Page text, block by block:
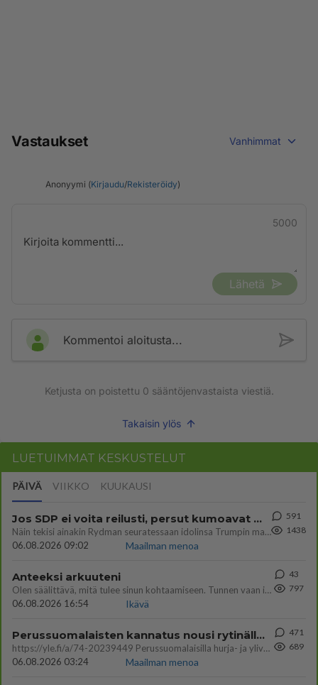
Vastaukset Vanhimmat
Anonyymi (Kirjaudu/Rekisteröidy)
5000
Lähetä
Kommentoi aloitusta...
Ketjusta on poistettu 0 sääntöjenvastaista viestiä.
Takaisin ylös
LUETUIMMAT KESKUSTELUT
PÄIVÄ VIIKKO KUUKAUSI
Jos SDP ei voita reilusti, persut kumoavat demokratian Suomesta
Näin tekisi ainakin Rydman seuratessaan idolinsa Trumpin mallia https://www.is.fi/politiikka/art-2000012187244.html
06.08.2026 09:02
Maailman menoa
591
1438
Anteeksi arkuuteni
Olen säälittävä, mitä tulee sinun kohtaamiseen. Tunnen vaan itseni todella epävarmaksi sun kanssa. Jos minun olisi pitän
06.08.2026 16:54
Ikävä
43
797
Perussuomalaisten kannatus nousi rytinällä Ylen tänään julkaisemassa tuoreimmassa gallup-kyselyssä.
https://yle.fi/a/74-20239449 Perussuomalaisilla hurja- ja ylivoimaisesti suurin nousu tässä uudessa Ylen gallupissa. Kyl
06.08.2026 03:24
Maailman menoa
471
689